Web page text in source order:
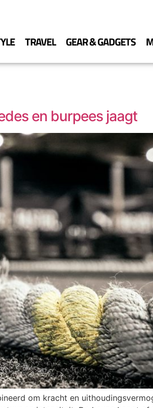
TRAVEL GEAR & GADGETS
en burpees jaagt
om kracht en